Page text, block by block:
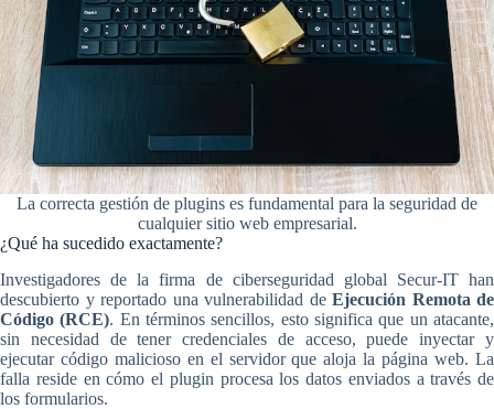
La correcta gestión de plugins es fundamental para la seguridad de
cualquier sitio web empresarial.
¿Qué ha sucedido exactamente?
Investigadores de la firma de ciberseguridad global Secur-IT han
descubierto y reportado una vulnerabilidad de Ejecución Remota de
Código (RCE). En términos sencillos, esto significa que un atacante,
sin necesidad de tener credenciales de acceso, puede inyectar y
ejecutar código malicioso en el servidor que aloja la página web. La
falla reside en cómo el plugin procesa los datos enviados a través de
los formularios.